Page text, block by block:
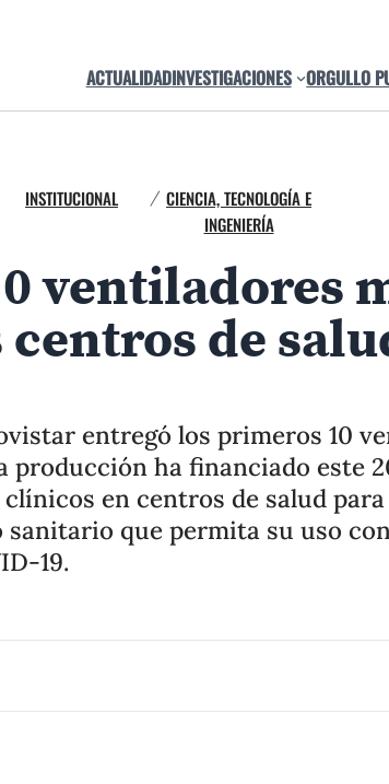
ACTUALIDADINVESTIGACIONES ORGULLO
INSTITUCIONAL / CIENCIA, TECNOLOGÍA E
INGENIERÍA
ventiladores
de
entregó los primeros 10
producción ha financiado este
en centros de salud
sanitario que permita su uso
19.